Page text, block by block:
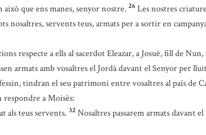
que ens manes, senyor nostre. 26 Les nostres
nosaltres, servents teus, armats per a sortir en
respecte a ells al sacerdot Eleazar, a Josuè, fill de
armats amb vosaltres el Jordà davant el Senyor per
tindran el seu patrimoni entre vosaltres al país de
respondre a Moisès:
als teus servents. 32 Nosaltres passarem armats davant